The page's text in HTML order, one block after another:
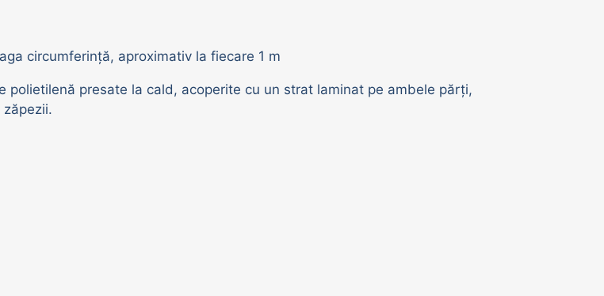
circumferință, aproximativ la fiecare 1 m
polietilenă presate la cald, acoperite cu un strat laminat pe ambele părți,